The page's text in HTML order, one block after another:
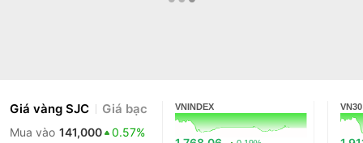
Giá vàng SJC Giá bạc
Mua vào 141,000
0.57%
VNINDEX VN30